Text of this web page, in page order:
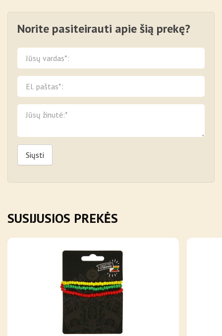
Norite pasiteirauti apie šią prekę?
Siųsti
SUSIJUSIOS PREKĖS